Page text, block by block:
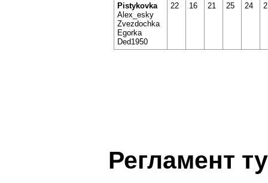
Pistykovka
Alex_esky
Zvezdochka
Egorka
Ded1950
22 16 21 25 24
Регламент